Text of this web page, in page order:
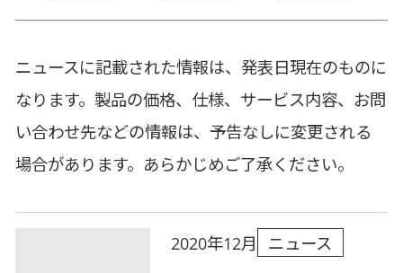
ニュースに記載された情報は、発表日現在のものに
なります。製品の価格、仕様、サービス内容、お問
い合わせ先などの情報は、予告なしに変更される
場合があります。あらかじめご了承ください。
2020年12月 ニュース